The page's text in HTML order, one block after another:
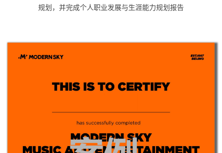
规划，并完成个人职业发展与生涯能力规划报告